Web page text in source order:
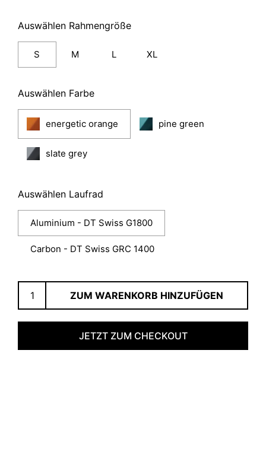
Auswählen Rahmengröße
S M L XL
Auswählen Farbe
energetic orange pine green
slate grey
Auswählen Laufrad
Aluminium - DT Swiss G1800
Carbon - DT Swiss GRC 1400
ZUM WARENKORB HINZUFÜGEN
JETZT ZUM CHECKOUT